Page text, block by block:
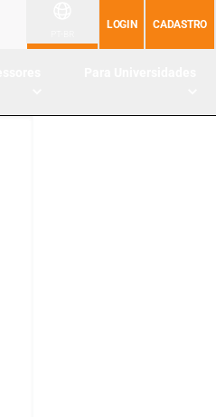
LOGIN CADASTRO